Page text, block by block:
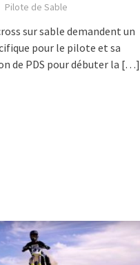
Pilote de Sable
sur sable demandent un
pour le pilote et sa
de PDS pour débuter la […]